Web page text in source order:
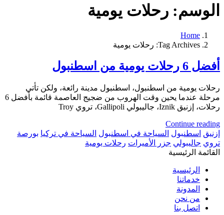
الوسم: رحلات يومية
Home
Tag Archives: رحلات يومية
أفضل 6 رحلات يومية من اسطنبول
رحلات يومية من اسطنبول، اسطنبول مدينة رائعة، ولكن تأتي
مرحلة عندما يحين وقت الهروب من ضجيج العاصمة قائمة بأفضل 6
رحلات، إزنيق Iznik، جاليبولي Gallipoli، تروي Troy
Continue reading
إزنيق اسطنبول السياحة في اسطنبول السياحة في تركيا بورصة
تروي جاليبولي جزر الأميرات رحلات يومية
القائمة الرئيسية
الرئيسية
خدماتنا
المدونة
من نحن
اتصل بنا